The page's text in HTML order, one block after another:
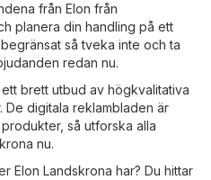
från Elon från
planera din handling på ett
så tveka inte och ta
redan nu.
brett utbud av högkvalitativa
De digitala reklambladen är
så utforska alla
nu.
Elon Landskrona har? Du hittar